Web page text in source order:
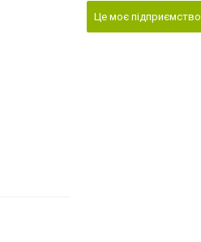
Це моє підприємство